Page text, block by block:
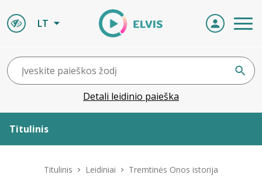
LT
Detali leidinio paieška
Titulinis
Titulinis Leidiniai Tremtinės Onos istorija